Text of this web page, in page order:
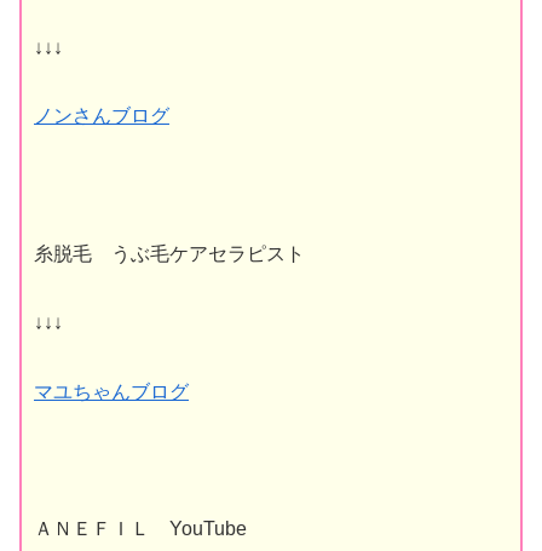
↓↓↓
ノンさんブログ
糸脱毛 うぶ毛ケアセラピスト
↓↓↓
マユちゃんブログ
ＡＮＥＦＩＬ YouTube